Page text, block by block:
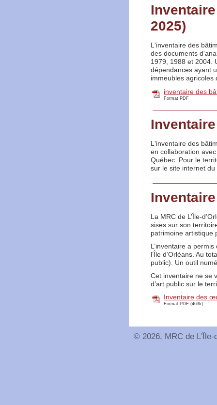
2025)
L'inventaire des
des documents
1979, 1988 et 2004.
dépendances ayant
immeubles agricoles
inventaire des
Format PDF
L'inventaire des
en collaboration
Québec. Pour le
sur le site internet du
La MRC de L’Île-
sises sur son
patrimoine artistique
L’inventaire a
l’Île d’Orléans. Au
public). Un outil
Cet inventaire ne se
d’art public sur le
Inventaire des
Format PDF (463k)
© 2026, MRC de